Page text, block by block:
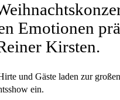
Emotionen
Kirsten.
und Gäste laden zur großen
ein.